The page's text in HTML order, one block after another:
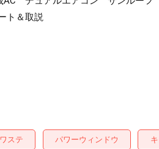
ト＆取説
ステ パワーウィンドウ